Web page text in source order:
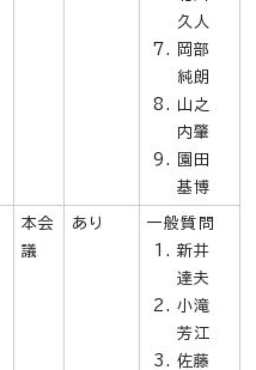
久人
岡部
純朗
山之
内肇
園田
基博
本会
議
あり
一般質問
新井
達夫
小滝
芳江
佐藤